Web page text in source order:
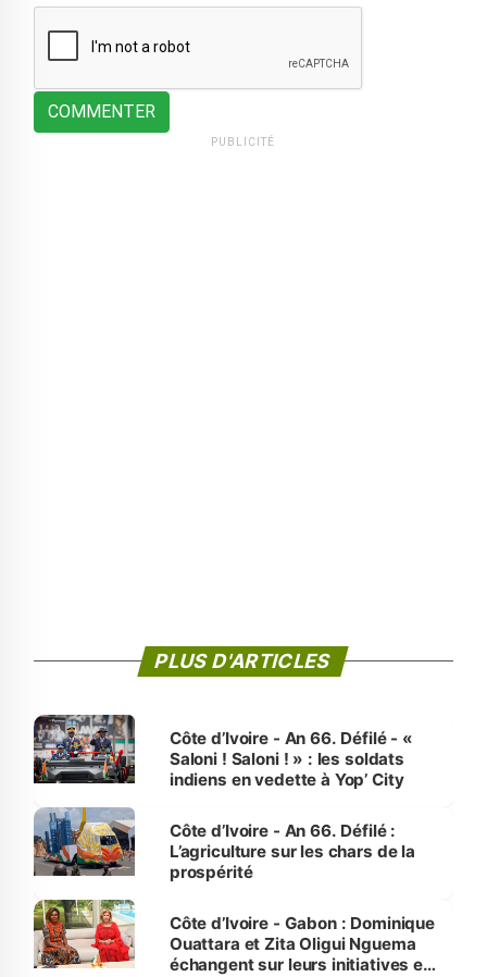
COMMENTER
PUBLICITÉ
PLUS D'ARTICLES
Côte d’Ivoire - An 66. Défilé - «
Saloni ! Saloni ! » : les soldats
indiens en vedette à Yop’ City
Côte d’Ivoire - An 66. Défilé :
L’agriculture sur les chars de la
prospérité
Côte d’Ivoire - Gabon : Dominique
Ouattara et Zita Oligui Nguema
échangent sur leurs initiatives en